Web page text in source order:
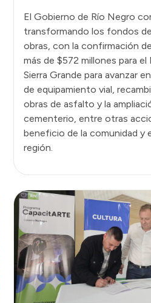
El Gobierno de Río Negro
transformando los fondos
obras, con la confirmación
más de $572 millones para el
Sierra Grande para avanzar
de equipamiento vial,
obras de asfalto y la
cementerio, entre otras
beneficio de la comunidad y
región.